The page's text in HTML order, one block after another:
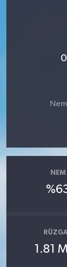
NEM
1.81